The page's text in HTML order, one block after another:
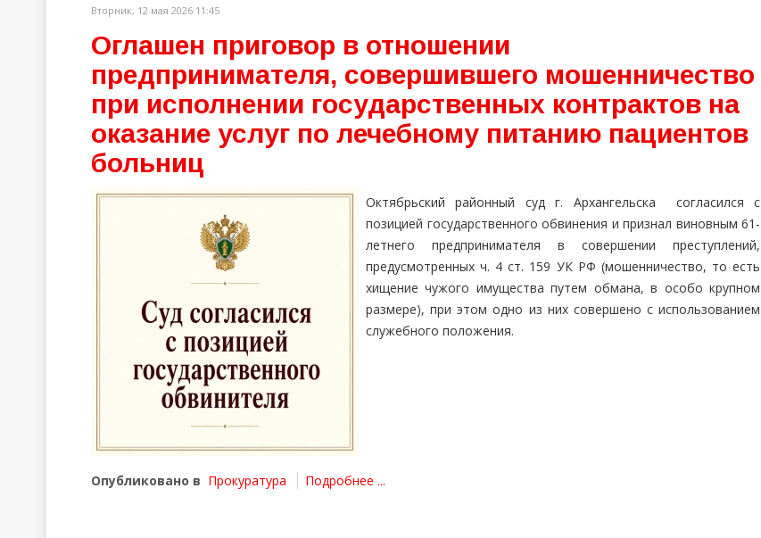
Вторник, 12 мая 2026 11:45
Оглашен приговор в отношении
предпринимателя, совершившего мошенничество
при исполнении государственных контрактов на
оказание услуг по лечебному питанию пациентов
больниц
Октябрьский районный суд г. Архангельска согласился с
позицией государственного обвинения и признал виновным 61-
летнего предпринимателя в совершении преступлений,
предусмотренных ч. 4 ст. 159 УК РФ (мошенничество, то есть
хищение чужого имущества путем обмана, в особо крупном
размере), при этом одно из них совершено с использованием
служебного положения.
Опубликовано в Прокуратура Подробнее ...